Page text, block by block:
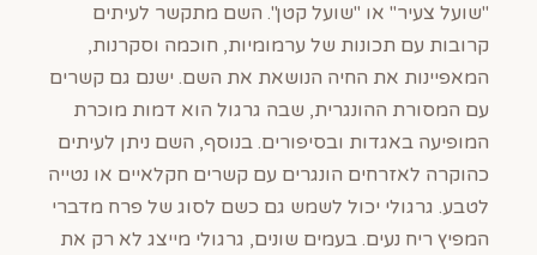
"שועל צעיר" או "שועל קטן". השם מתקשר לעיתים
קרובות עם תכונות של ערמומיות, חוכמה וסקרנות,
המאפיינות את החיה הנושאת את השם. ישנם גם קשרים
עם המסורת ההונגרית, שבה גרגול הוא דמות מוכרת
המופיעה באגדות ובסיפורים. בנוסף, השם ניתן לעיתים
כהוקרה לאזרחים הונגרים עם קשרים חקלאיים או נטייה
לטבע. גרגולי יכול לשמש גם כשם לסוג של פרח מדברי
המפיץ ריח נעים. בעמים שונים, גרגולי מייצג לא רק את